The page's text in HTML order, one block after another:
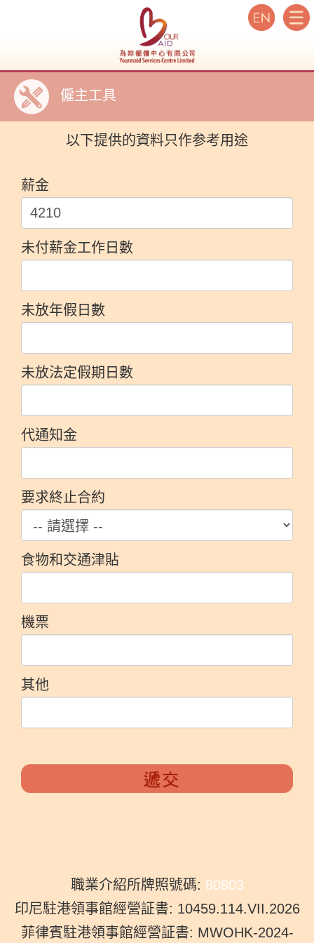
僱主工具
以下提供的資料只作参考用途
薪金
未付薪金工作日數
未放年假日數
未放法定假期日數
代通知金
要求終止合約
食物和交通津貼
機票
其他
職業介紹所牌照號碼: 80803
印尼駐港領事館經營証書: 10459.114.VII.2026
菲律賓駐港領事館經營証書: MWOHK-2024-